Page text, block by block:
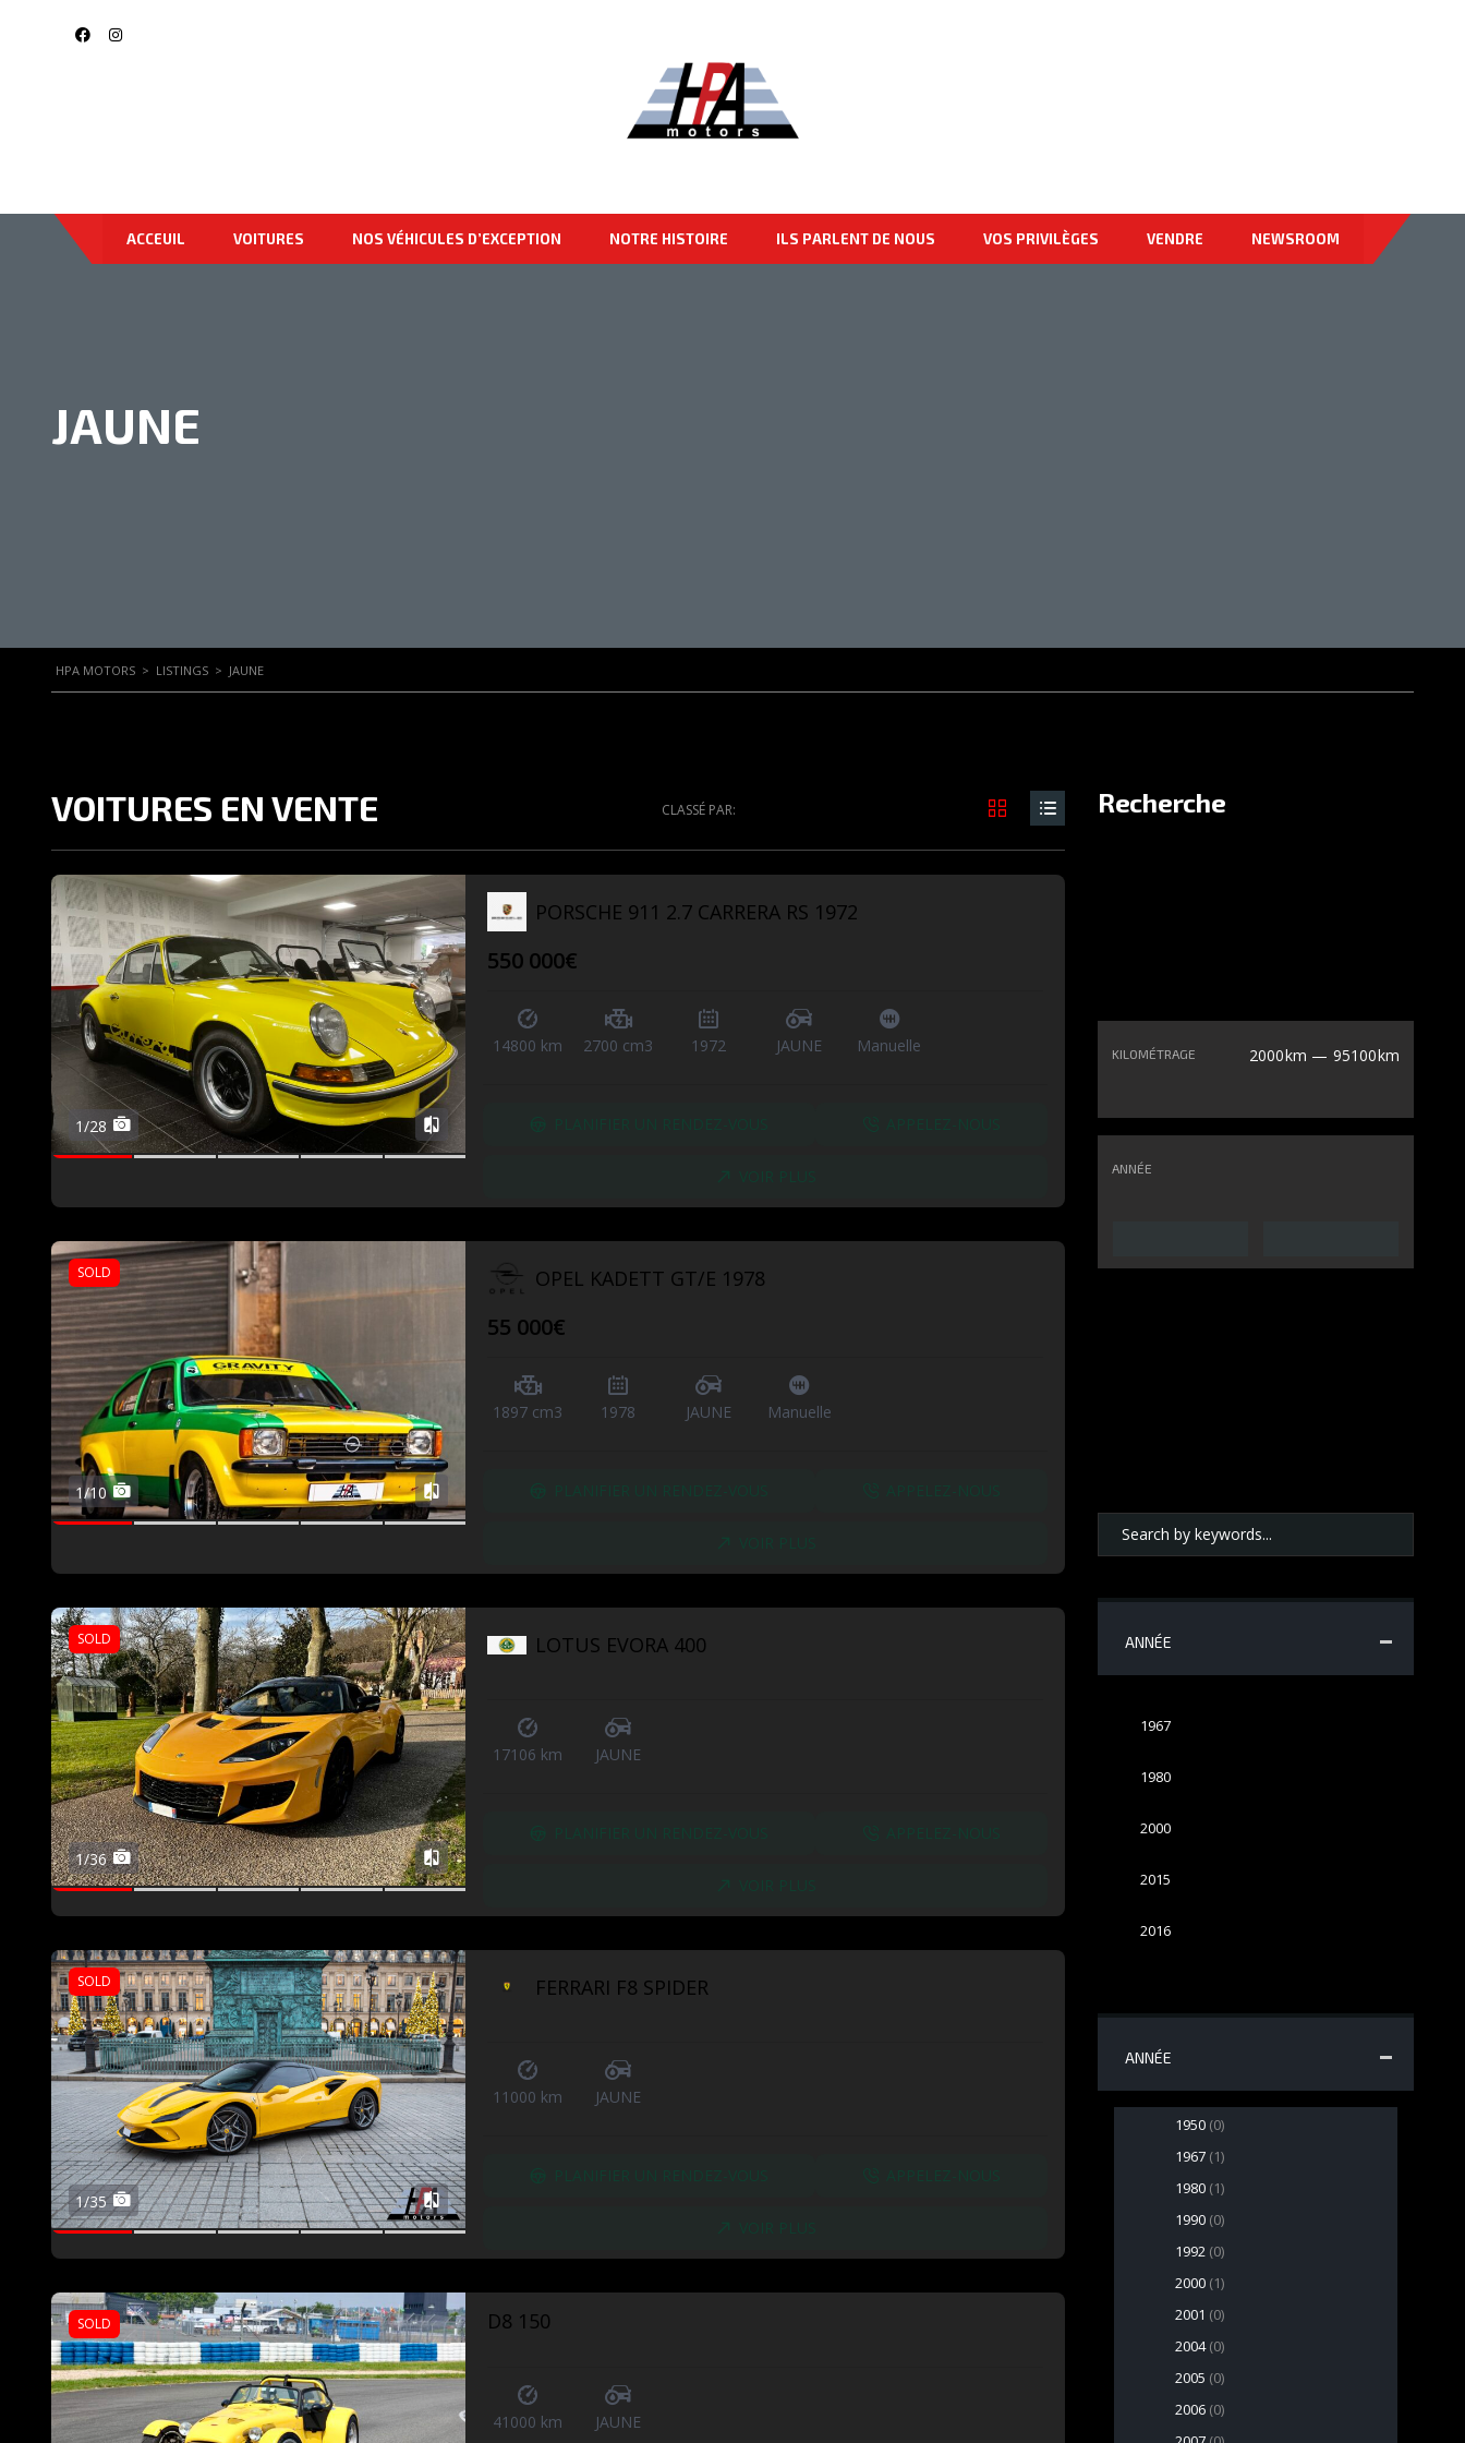
ACCEUIL VOITURES NOS VÉHICULES D’EXCEPTION NOTRE HISTOIRE ILS PARLENT DE NOUS VOS PRIVILÈGES VENDRE NEWSROOM
JAUNE
HPA MOTORS > LISTINGS > JAUNE
Recherche
KILOMÉTRAGE 2000km — 95100km
ANNÉE
ANNÉE
1967
1980
2000
2015
2016
ANNÉE
1950 (0)
1967 (1)
1980 (1)
1990 (0)
1992 (0)
2000 (1)
2001 (0)
2004(0)
2005 (0)
2006 (0)
VOITURES EN VENTE CLASSÉ PAR:
1/28
PORSCHE 911 2.7 CARRERA RS 1972
550 000€
14800 km 2700 cm3 1972 JAUNE Manuelle
SOLD
1/10
OPEL KADETT GT/E 1978
55 000€
1897 cm3 1978 JAUNE Manuelle
SOLD
1/36
LOTUS EVORA 400
17106 km JAUNE
SOLD
1/35
FERRARI F8 SPIDER
11000 km JAUNE
SOLD D8 150
41000 km JAUNE